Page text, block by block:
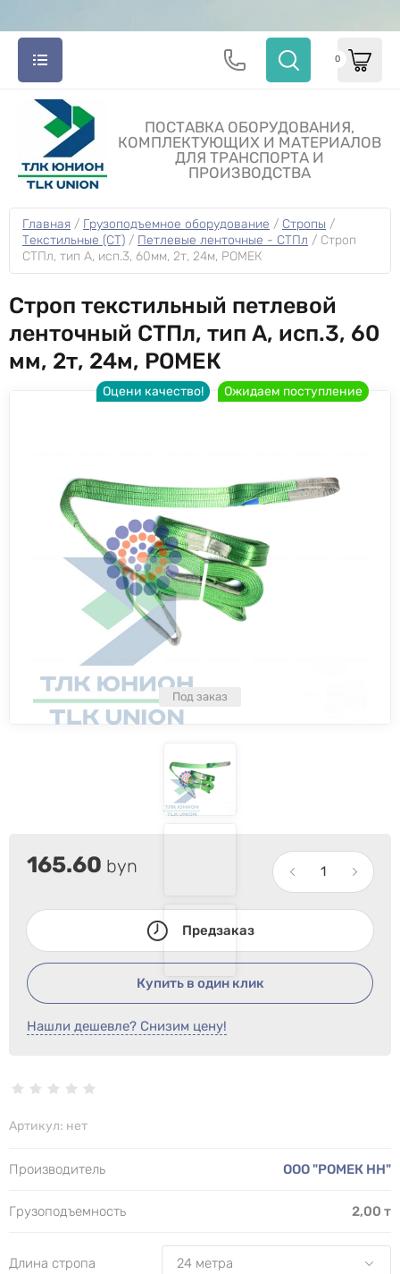
ПОСТАВКА ОБОРУДОВАНИЯ,
КОМПЛЕКТУЮЩИХ И МАТЕРИАЛОВ
ДЛЯ ТРАНСПОРТА И
ПРОИЗВОДСТВА
0
Главная / Грузоподъемное оборудование / Стропы
Текстильные (СТ) / Петлевые ленточные - СТПл / Строп
СТПл, тип A, исп.3, 60мм, 2т, 24м, РОМЕК
Строп текстильный петлевой
ленточный СТПл, тип A, исп.3, 60
мм, 2т, 24м, РОМЕК
Под заказ
Оцени качество! Ожидаем поступление
165.60 byn
Предзаказ
Купить в один клик
Нашли дешевле? Снизим цену!
Артикул: нет
Производитель ООО "РОМЕК НН"
Грузоподъемность 2,00 т
Длина стропа